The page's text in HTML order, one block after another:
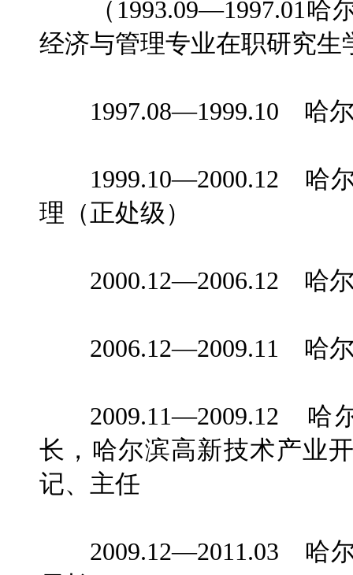
（1993.09—1997.01哈
经济与管理专业在职研究
1997.08—1999.10 哈尔
1999.10—2000.12 哈尔
理（正处级）
2000.12—2006.12 哈尔
2006.12—2009.11 哈尔
2009.11—2009.12 哈
长，哈尔滨高新技术产业
记、主任
2009.12—2011.03 哈尔